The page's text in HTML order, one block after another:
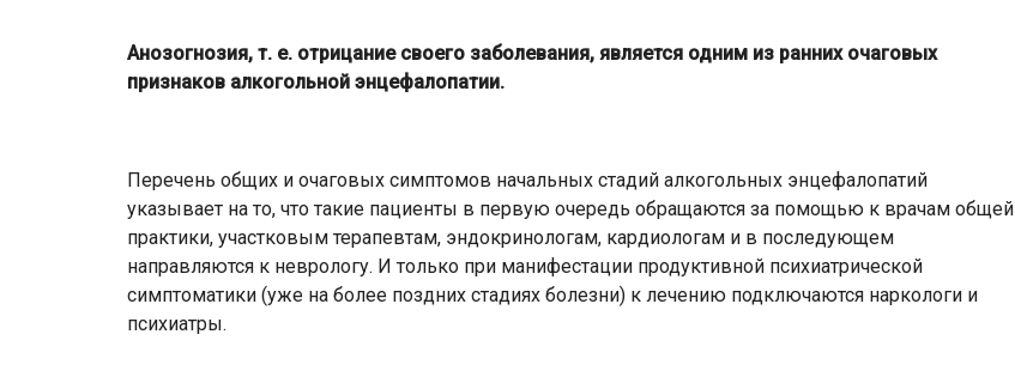
Анозогнозия, т. е. отрицание своего заболевания, является одним из ранних очаговых
признаков алкогольной энцефалопатии.
Перечень общих и очаговых симптомов начальных стадий алкогольных энцефалопатий
указывает на то, что такие пациенты в первую очередь обращаются за помощью к врачам общей
практики, участковым терапевтам, эндокринологам, кардиологам и в последующем
направляются к неврологу. И только при манифестации продуктивной психиатрической
симптоматики (уже на более поздних стадиях болезни) к лечению подключаются наркологи и
психиатры.